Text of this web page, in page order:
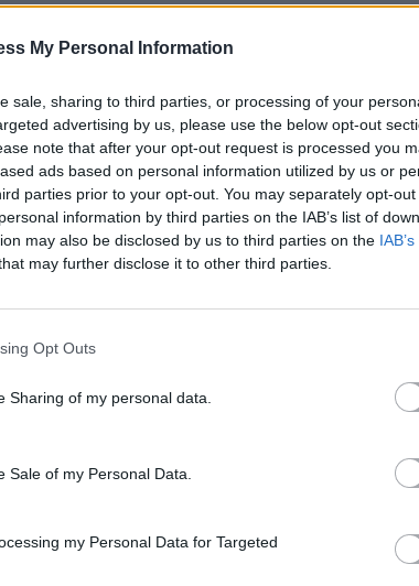
My Personal Information
sale, sharing to third parties, or processing of your
advertising by us, please use the below opt-out
note that after your opt-out request is processed you
ads based on personal information utilized by us or
parties prior to your opt-out. You may separately opt-
information by third parties on the IAB’s list of
may also be disclosed by us to third parties on the
may further disclose it to other third parties.
Opt Outs
Sharing of my personal data.
Sale of my Personal Data.
my Personal Data for Targeted